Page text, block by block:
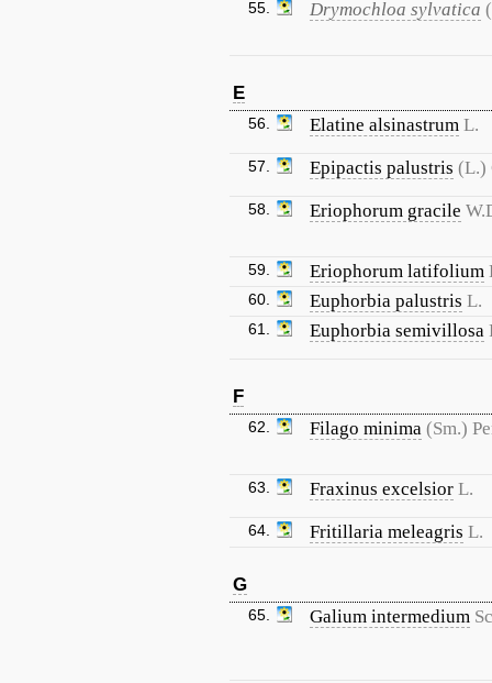
55. Drymochloa sylvatica
E
56. Elatine alsinastrum L.
57. Epipactis palustris (L.)
58. Eriophorum gracile
59. Eriophorum latifolium
60. Euphorbia palustris L.
61. Euphorbia semivillosa
F
62. Filago minima (Sm.)
63. Fraxinus excelsior L.
64. Fritillaria meleagris L.
G
65. Galium intermedium